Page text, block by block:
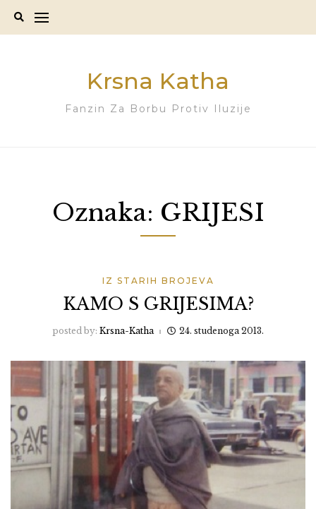
Krsna Katha
Fanzin Za Borbu Protiv Iluzije
Oznaka: GRIJESI
IZ STARIH BROJEVA
KAMO S GRIJESIMA?
posted by: Krsna-Katha 24. studenoga 2013.